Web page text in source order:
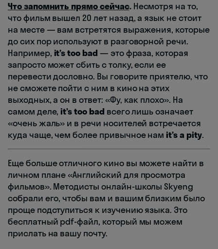
Что запомнить прямо сейчас.Несмотря на то,
что фильм вышел 20 лет назад, а язык не стоит
на месте — вам встретятся выражения, которые
до сих пор используют в разговорной речи.
Например, it’s too bad — это фраза, которая
запросто может сбить с толку, если ее
перевести дословно. Вы говорите приятелю, что
не сможете пойти с ним в кино на этих
выходных, а он в ответ: «Фу, как плохо». На
самом деле, it’s too bad всего лишь означает
«очень жаль» и в речи носителей встречается
куда чаще, чем более привычное намit’s a pity.
Еще больше отличного кино вы можете найти в
личном плане «Английский для просмотра
фильмов». Методисты онлайн-школы Skyeng
собрали его, чтобы вам и вашим близким было
проще подступиться к изучению языка. Это
бесплатный pdf-файл, который мы можем
прислать на вашу почту.